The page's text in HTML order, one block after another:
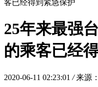
客已经得到紧急保护
25年来最强
的乘客已经
2020-06-11 02:23:01 / 来源